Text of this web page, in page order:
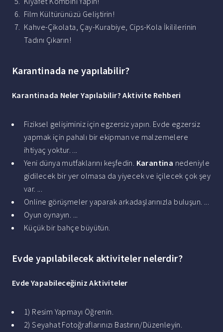
Film Kültürünüzü Geliştirin!
Kahve-Çikolata, Çay-Kurabiye, Cips-Kola İkililerinin
Tadını Çıkarın!
Karantinada ne yapılabilir?
Karantinada NelerYapılabilir? Aktivite Rehberi
Fiziksel gelişiminiz için egzersiz yapın. Evde egzersiz
yapmak için pahalı bir ekipman ve malzemelere
ihtiyaç yoktur. ...
Yeni dünya mutfaklarını keşfedin. Karantina nedeniyle
gidilecek bir yer olmasa da yiyecek ve içilecek çok şey
var. ...
Online görüşmeler yaparak arkadaşlarınızla buluşun. ...
Oyun oynayın. ...
Küçük bir bahçe büyütün.
Evde yapılabilecek aktiviteler nelerdir?
Evde YapabileceğinizAktiviteler
1) Resim Yapmayı Öğrenin.
2) Seyahat Fotoğraflarınızı Bastırın/Düzenleyin.